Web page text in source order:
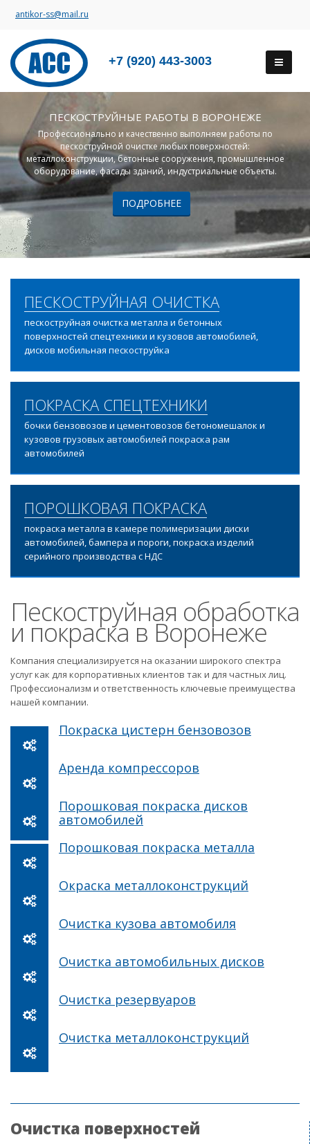
antikor-ss@mail.ru
+7 (920) 443-3003
ПЕСКОСТРУЙНЫЕ РАБОТЫ В ВОРОНЕЖЕ
Профессионально и качественно выполняем работы по
пескоструйной очистке любых поверхностей:
металлоконструкции, бетонные сооружения, промышленное
оборудование, фасады зданий, индустриальные объекты.
ПОДРОБНЕЕ
ПЕСКОСТРУЙНАЯ ОЧИСТКА
пескоструйная очистка металла и бетонных
поверхностей спецтехники и кузовов автомобилей,
дисков мобильная пескоструйка
ПОКРАСКА СПЕЦТЕХНИКИ
бочки бензовозов и цементовозов бетономешалок и
кузовов грузовых автомобилей покраска рам
автомобилей
ПОРОШКОВАЯ ПОКРАСКА
покраска металла в камере полимеризации диски
автомобилей, бампера и пороги, покраска изделий
серийного производства с НДС
Пескоструйная обработка
и покраска в Воронеже
Компания специализируется на оказании широкого спектра
услуг как для корпоративных клиентов так и для частных лиц.
Профессионализм и ответственность ключевые преимущества
нашей компании.
Покраска цистерн бензовозов
Аренда компрессоров
Порошковая покраска дисков
автомобилей
Порошковая покраска металла
Окраска металлоконструкций
Очистка кузова автомобиля
Очистка автомобильных дисков
Очистка резервуаров
Очистка металлоконструкций
Очистка поверхностей